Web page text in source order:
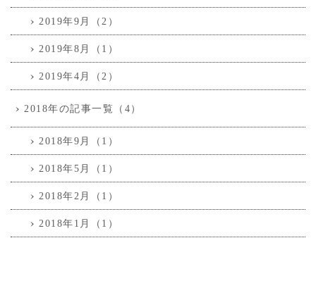
2019年9月（2）
2019年8月（1）
2019年4月（2）
2018年の記事一覧（4）
2018年9月（1）
2018年5月（1）
2018年2月（1）
2018年1月（1）